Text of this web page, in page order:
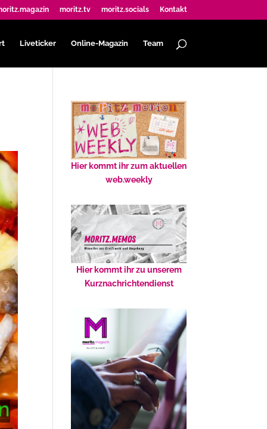
moritz.tv moritz.socials Kontakt
Liveticker Online-Magazin Team
Hier kommt ihr zum aktuellen
web.weekly
Hier kommt ihr zu unserem
Kurznachrichtendienst